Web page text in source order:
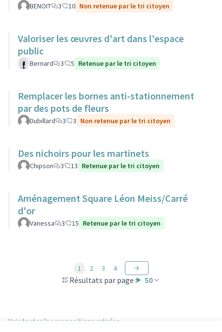
BENOIT 3 10 Non retenue par le tri citoyen
Valoriser les œuvres d'art dans l'espace
public
Bernard 3 5 Retenue par le tri citoyen
Remplacer les bornes anti-stationnement
par des pots de fleurs
Dubillard 3 3 Non retenue par le tri citoyen
Des nichoirs pour les martinets
Chipson 3 13 Retenue par le tri citoyen
Aménagement Square Léon Meiss/Carré
d'or
Vanessa 3 15 Retenue par le tri citoyen
Résultats par page : 50
1 2 3 4
Voir toutes les propositions retirées